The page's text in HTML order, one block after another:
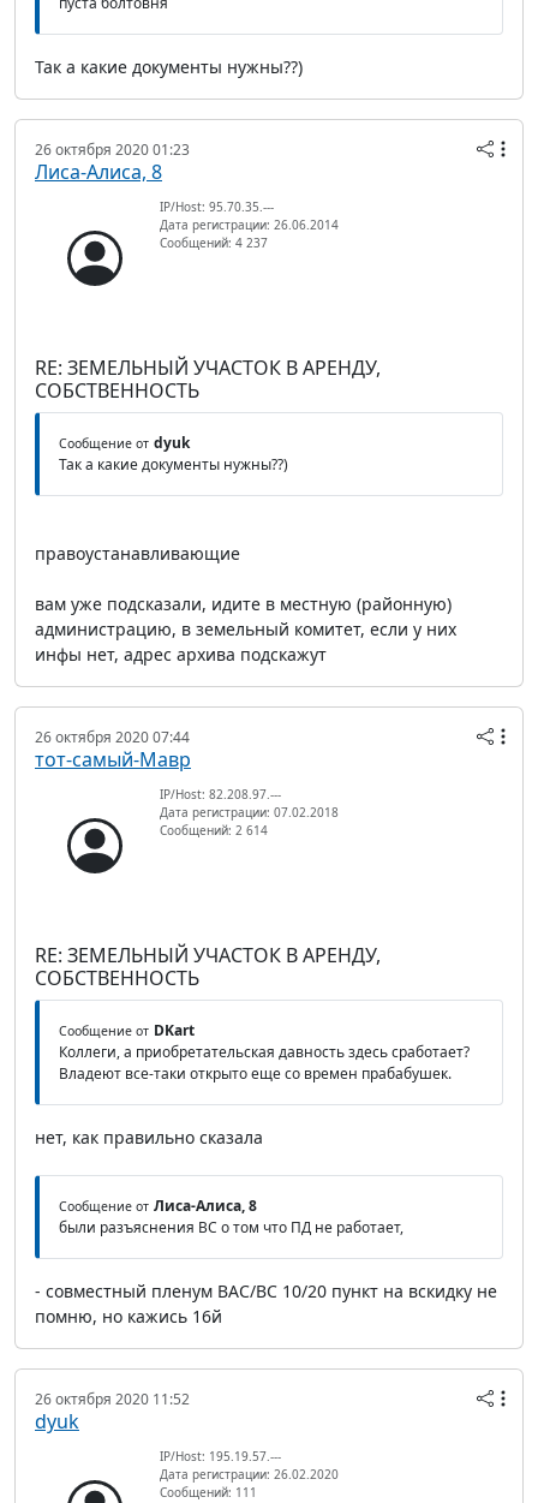
Так а какие документы нужны??)
26 октября 2020 01:23
Лиса-Алиса, 8
IP/Host: 95.70.35.---
Дата регистрации: 26.06.2014
Сообщений: 4 237
RE: ЗЕМЕЛЬНЫЙ УЧАСТОК В АРЕНДУ,
СОБСТВЕННОСТЬ
Сообщение от dyuk
Так а какие документы нужны??)
правоустанавливающие
вам уже подсказали, идите в местную (районную)
администрацию, в земельный комитет, если у них
инфы нет, адрес архива подскажут
26 октября 2020 07:44
тот-самый-Мавр
IP/Host: 82.208.97.---
Дата регистрации: 07.02.2018
Сообщений: 2 614
RE: ЗЕМЕЛЬНЫЙ УЧАСТОК В АРЕНДУ,
СОБСТВЕННОСТЬ
Сообщение от DKart
Коллеги, а приобретательская давность здесь сработает?
Владеют все-таки открыто еще со времен прабабушек.
нет, как правильно сказала
Сообщение от Лиса-Алиса, 8
были разъяснения ВС о том что ПД не работает,
- совместный пленум ВАС/ВС 10/20 пункт на вскидку не
помню, но кажись 16й
26 октября 2020 11:52
dyuk
IP/Host: 195.19.57.---
Дата регистрации: 26.02.2020
Сообщений: 111